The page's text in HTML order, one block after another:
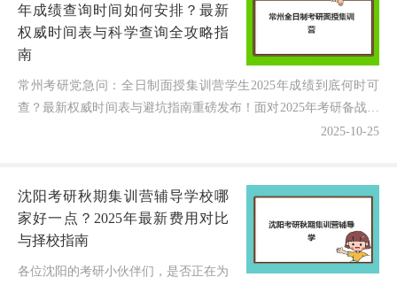
年成绩查询时间如何安排？最新
权威时间表与科学查询全攻略指
南
常州考研党急问：全日制面授集训营学生2025年成绩到底何时可
查？最新权威时间表与避坑指南重磅发布！面对2025年考研备战的
白热化阶段，无数常州学子正焦灼地刷着官网——常州...2025-10-25
沈阳考研秋期集训营辅导学校哪
家好一点？2025年最新费用对比
与择校指南
各位沈阳的考研小伙伴们，是否正在为